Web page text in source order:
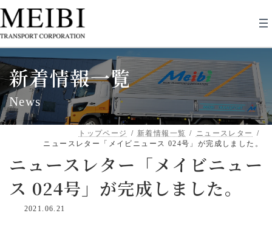
ン
テ
ン
ツ
へ
ス
キ
ッ
プ
ビ
ゲ
ー
シ
ョ
ン
に
移
動
新着情報一覧
News
トップページ 新着情報一覧
ニュースレター
ニュースレター「メイビニュース 024号」が完成しました。
ニュースレター「メイビニュー
ス 024号」が完成しました。
2021.06.21